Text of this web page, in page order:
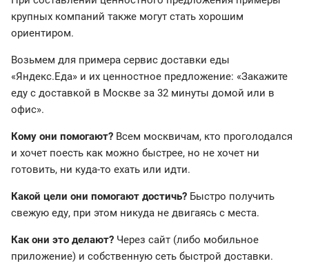
крупных компаний также могут стать хорошим
ориентиром.
Возьмем для примера сервис доставки еды
«Яндекс.Еда» и их ценностное предложение: «Закажите
еду с доставкой в Москве за 32 минуты домой или в
офис».
Кому они помогают? Всем москвичам, кто проголодался
и хочет поесть как можно быстрее, но не хочет ни
готовить, ни куда-то ехать или идти.
Какой цели они помогают достичь? Быстро получить
свежую еду, при этом никуда не двигаясь с места.
Как они это делают? Через сайт (либо мобильное
приложение) и собственную сеть быстрой доставки.